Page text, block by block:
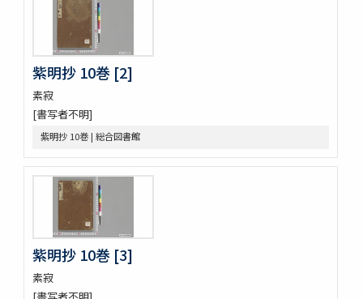
周易 9巻坿略例 2巻
塵添壒囊鈔 20巻
二十四孝
略要抄 3巻
倭玉篇 3巻 (存1巻)
大藏一覽集 10巻
萬葉集 20巻
新編排韻増廣事類氏族大全 10巻 (存1巻)
文選 60巻目録1巻
重刋貞和類聚祖苑聯芳集 10巻
大諸禮集 17巻
源氏物語 54巻
兀菴和尚語録
中庸章句詳説
紫明抄 10巻 [2]
素寂
[書写者不明]
紫明抄 10巻 | 総合図書館
紫明抄 10巻 [3]
素寂